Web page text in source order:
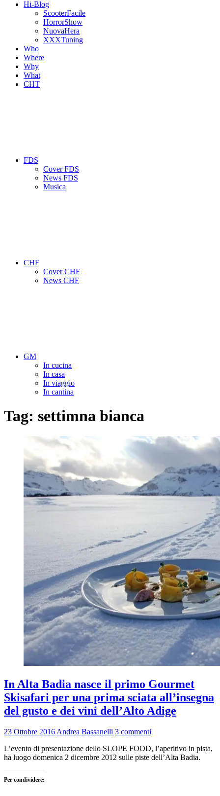
Hi-Blog
ScooterFacile
HorrorShow
NuovaHera
XXXTuning
Who
Where
Why
What
CHT
FDS
Cover FDS
News FDS
Musica
CHF
Cover CHF
News CHF
GM
In cucina
In casa
In viaggio
In cantina
Tag: settimna bianca
In Alta Badia nasce il primo Gourmet
Skisafari per una prima sciata all’insegna
del gusto e dei vini dell’Alto Adige
23 Ottobre 2016 Andrea Bassanelli 3 commenti
L’evento di presentazione dello SLOPE FOOD, l’aperitivo in pista,
ha luogo domenica 2 dicembre 2012 sulle piste dell’Alta Badia.
Per condividere: